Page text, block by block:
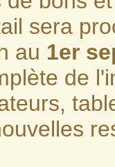
sera
au 1er
de